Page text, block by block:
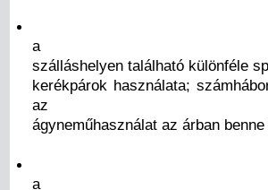
a
szálláshelyen található különféle
kerékpárok használata;
az
ágyneműhasználat az árban
a